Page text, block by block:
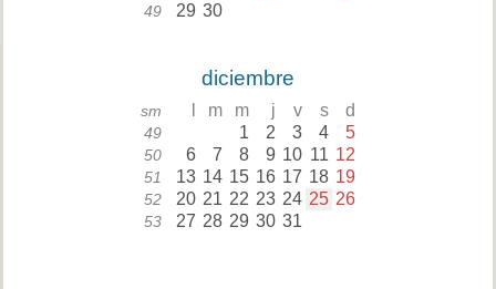
49 29 30
diciembre
sm m m j v s d
49 1 2 3 4 5
50 6 7 8 9 10 11 12
51 13 14 15 16 17 18 19
52 20 21 22 23 24 25 26
53 27 28 29 30 31